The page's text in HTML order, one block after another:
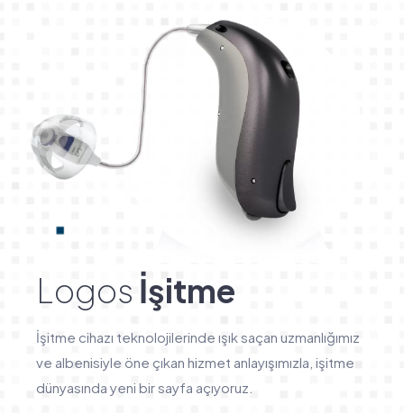
Logos İşitme
İşitme cihazı teknolojilerinde ışık saçan uzmanlığımız
ve albenisiyle öne çıkan hizmet anlayışımızla, işitme
dünyasında yeni bir sayfa açıyoruz.